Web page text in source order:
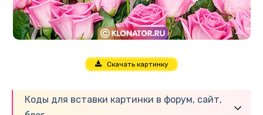
Скачать картинку
Коды для вставки картинки в форум, сайт,